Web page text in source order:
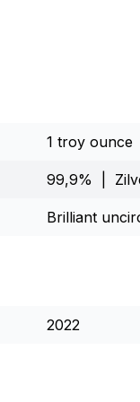
1 troy ounce
99,9% |
Brilliant
2022